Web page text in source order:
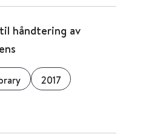
håndtering av
2017